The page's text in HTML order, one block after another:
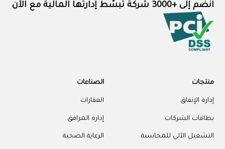
انضم إلى +3000 شركة تبسّط إدارتها المالية مع الآن
منتجات
إدارة الإنفاق
بطاقات الشركات
التشغيل الآلي للمحاسبة
الصناعات
العقارات
إدارة المرافق
الرعاية الصحية